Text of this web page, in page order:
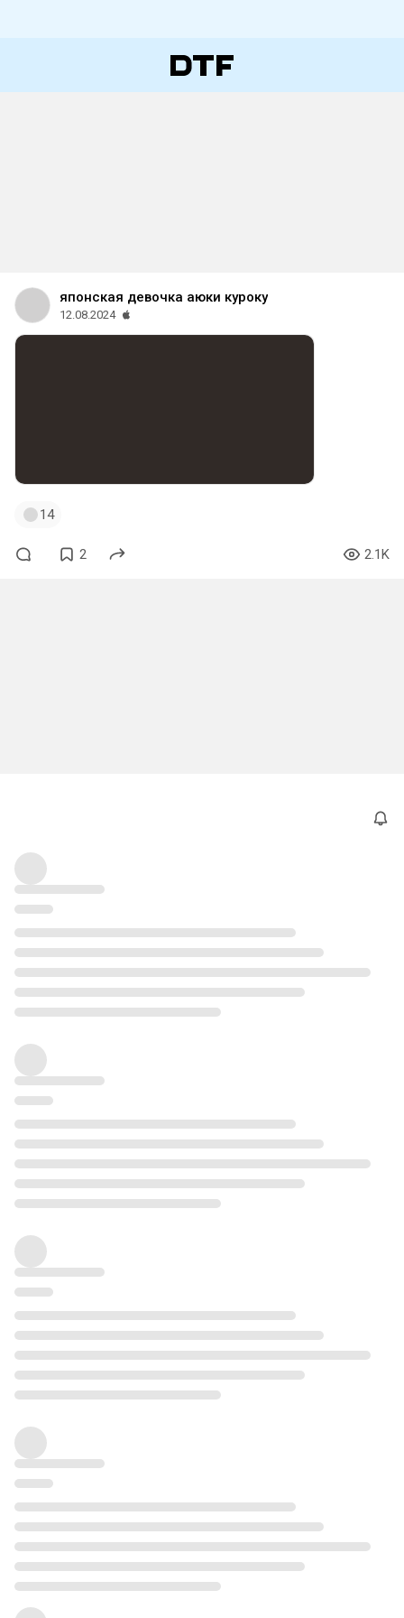
японская девочка аюки куроку
12.08.2024
14
2 2.1K